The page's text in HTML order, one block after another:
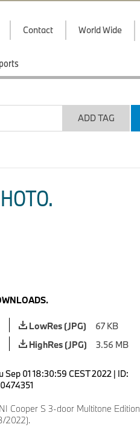
Contact World Wide
ADD TAG
LowRes (JPG)
67 KB
HighRes (JPG)
3.56 MB
Sep 01 18:30:59 CEST 2022 | ID:
Cooper S 3-door Multitone Edition
2022).